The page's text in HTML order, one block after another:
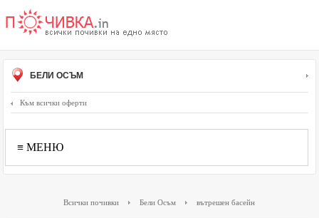
БЕЛИ ОСЪМ
Към всички оферти
≡ МЕНЮ
Всички почивки Бели Осъм вътрешен басейн